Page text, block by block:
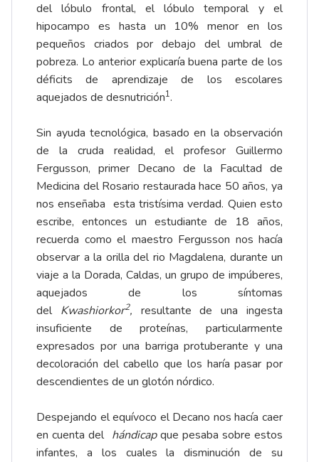
del lóbulo frontal, el lóbulo temporal y el
hipocampo es hasta un 10% menor en los
pequeños criados por debajo del umbral de
pobreza. Lo anterior explicaría buena parte de los
déficits de aprendizaje de los escolares
aquejados de desnutrición1.
Sin ayuda tecnológica, basado en la observación
de la cruda realidad, el profesor Guillermo
Fergusson, primer Decano de la Facultad de
Medicina del Rosario restaurada hace 50 años, ya
nos enseñaba esta tristísima verdad. Quien esto
escribe, entonces un estudiante de 18 años,
recuerda como el maestro Fergusson nos hacía
observar a la orilla del rio Magdalena, durante un
viaje a la Dorada, Caldas, un grupo de impúberes,
aquejados de los síntomas
del Kwashiorkor2, resultante de una ingesta
insuficiente de proteínas, particularmente
expresados por una barriga protuberante y una
decoloración del cabello que los haría pasar por
descendientes de un glotón nórdico.
Despejando el equívoco el Decano nos hacía caer
en cuenta del hándicapque pesaba sobre estos
infantes, a los cuales la disminución de su